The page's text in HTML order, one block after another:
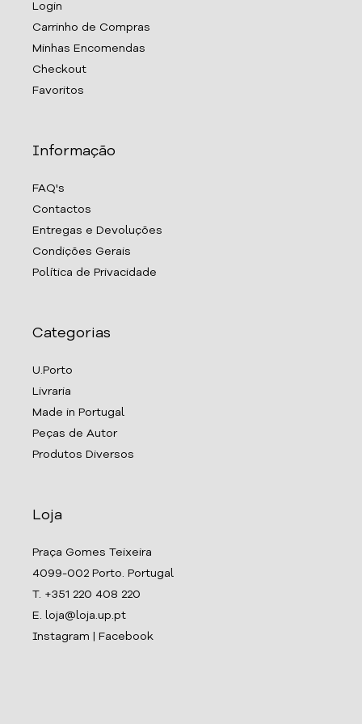
Login
Carrinho de Compras
Minhas Encomendas
Checkout
Favoritos
Informação
FAQ's
Contactos
Entregas e Devoluções
Condições Gerais
Política de Privacidade
Categorias
U.Porto
Livraria
Made in Portugal
Peças de Autor
Produtos Diversos
Loja
Praça Gomes Teixeira
4099-002 Porto. Portugal
T. +351 220 408 220
E. loja@loja.up.pt
Instagram
Facebook